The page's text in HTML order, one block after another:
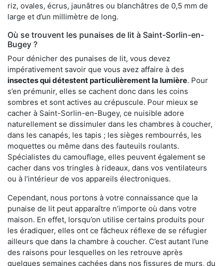
riz, ovales, écrus, jaunâtres ou blanchâtres de 0,5 mm de
large et d’un millimètre de long.
Où se trouvent les punaises de lit à Saint-Sorlin-en-
Bugey ?
Pour dénicher des punaises de lit, vous devez
impérativement savoir que vous avez affaire à des
insectes qui détestent particulièrement la lumière. Pour
s’en prémunir, elles se cachent donc dans les coins
sombres et sont actives au crépuscule. Pour mieux se
cacher à Saint-Sorlin-en-Bugey, ce nuisible adore
naturellement se dissimuler dans les chambres à coucher,
dans les canapés, les tapis ; les sièges rembourrés, les
moquettes ou même dans des fauteuils roulants.
Spécialistes du camouflage, elles peuvent également se
cacher dans vos tringles à rideaux, dans vos ventilateurs
ou à l’intérieur de vos appareils électroniques.
Cependant, nous portons à votre connaissance que la
punaise de lit peut apparaître n’importe où dans votre
maison. En effet, lorsqu’on utilise certains produits pour
les éradiquer, elles ont ce fâcheux réflexe de se réfugier
ailleurs que dans la chambre à coucher. C’est autant l’une
des raisons pour lesquelles on les retrouve après
quelques semaines cachées dans nos fissures de murs, du